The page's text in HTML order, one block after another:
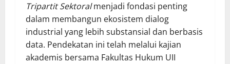
Tripartit Sektoralmenjadi fondasi penting
dalam membangun ekosistem dialog
industrial yang lebih substansial dan berbasis
data. Pendekatan ini telah melalui kajian
akademis bersama Fakultas Hukum UII